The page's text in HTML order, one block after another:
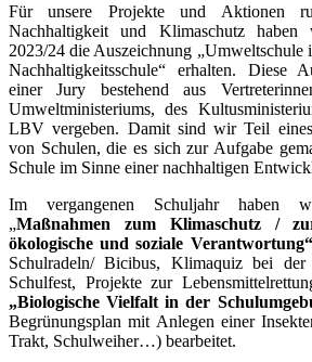
Für unsere Projekte und Aktionen
Nachhaltigkeit und Klimaschutz
2023/24 die Auszeichnung „Umweltschule
Nachhaltigkeitsschule“ erhalten. Diese
einer Jury bestehend aus
Umweltministeriums, des
LBV vergeben. Damit sind wir Teil
von Schulen, die es sich zur Aufgabe
Schule im Sinne einer nachhaltigen
Im vergangenen Schuljahr haben
„Maßnahmen zum Klimaschutz /
ökologische und soziale Verantwortung“
Schulradeln/ Bicibus, Klimaquiz bei
Schulfest, Projekte zur
„Biologische Vielfalt in der
Begrünungsplan mit Anlegen einer
Trakt, Schulweiher…) bearbeitet.